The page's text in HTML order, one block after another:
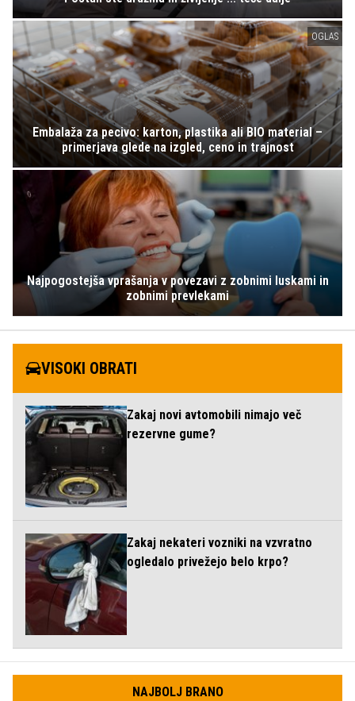
OGLAS
Embalaža za pecivo: karton, plastika ali BIO material –
primerjava glede na izgled, ceno in trajnost
Najpogostejša vprašanja v povezavi z zobnimi luskami in
zobnimi prevlekami
VISOKI OBRATI
Zakaj novi avtomobili nimajo več
rezervne gume?
Zakaj nekateri vozniki na vzvratno
ogledalo privežejo belo krpo?
NAJBOLJ BRANO